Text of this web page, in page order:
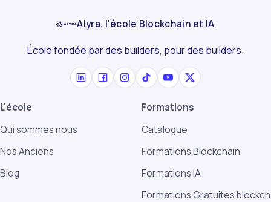
Alyra, l'école Blockchain et IA
École fondée par des builders, pour des builders.
L'école
Qui sommes nous
Nos Anciens
Blog
Formations
Catalogue
Formations Blockchain
Formations IA
Formations Gratuites